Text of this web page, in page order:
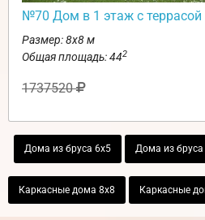
№70 Дом в 1 этаж с террасой
Размер: 8х8 м
Общая площадь: 442
1737520
Дома из бруса 6х5 Дома из бруса
Каркасные дома 8х8 Каркасные